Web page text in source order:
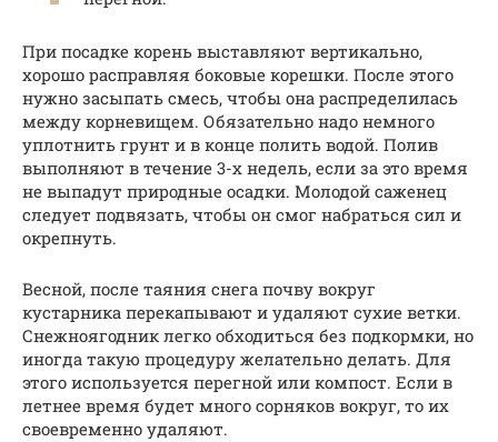
При посадке корень выставляют вертикально,
хорошо расправляя боковые корешки. После этого
нужно засыпать смесь, чтобы она распределилась
между корневищем. Обязательно надо немного
уплотнить грунт и в конце полить водой. Полив
выполняют в течение 3-х недель, если за это время
не выпадут природные осадки. Молодой саженец
следует подвязать, чтобы он смог набраться сил и
окрепнуть.
Весной, после таяния снега почву вокруг
кустарника перекапывают и удаляют сухие ветки.
Снежноягодник легко обходиться без подкормки, но
иногда такую процедуру желательно делать. Для
этого используется перегной или компост. Если в
летнее время будет много сорняков вокруг, то их
своевременно удаляют.